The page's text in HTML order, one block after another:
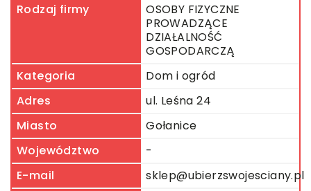
Rodzaj firmy
OSOBY FIZYCZNE
PROWADZĄCE
DZIAŁALNOŚĆ
GOSPODARCZĄ
Kategoria
Dom i ogród
Adres
ul. Leśna 24
Miasto
Gołanice
Województwo
-
E-mail
sklep@ubierzswojesciany.pl